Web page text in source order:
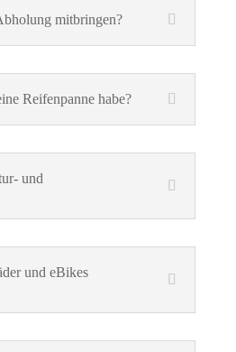
mitbringen?
Reifenpanne habe?
und
und eBikes